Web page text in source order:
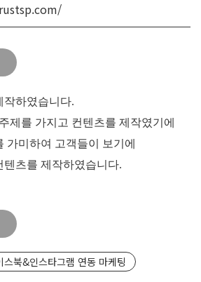
작하였습니다.
제를 가지고 컨텐츠를 제작였기에
가미하여 고객들이 보기에
츠를 제작하였습니다.
스북&인스타그램 연동 마케팅